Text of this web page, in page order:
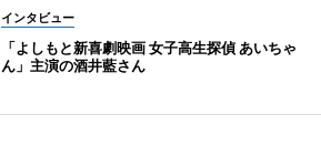
インタビュー
「よしもと新喜劇映画 女子高生探偵 あいちゃ
ん」主演の酒井藍さん